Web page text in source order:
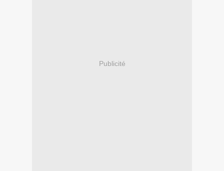
Publicité